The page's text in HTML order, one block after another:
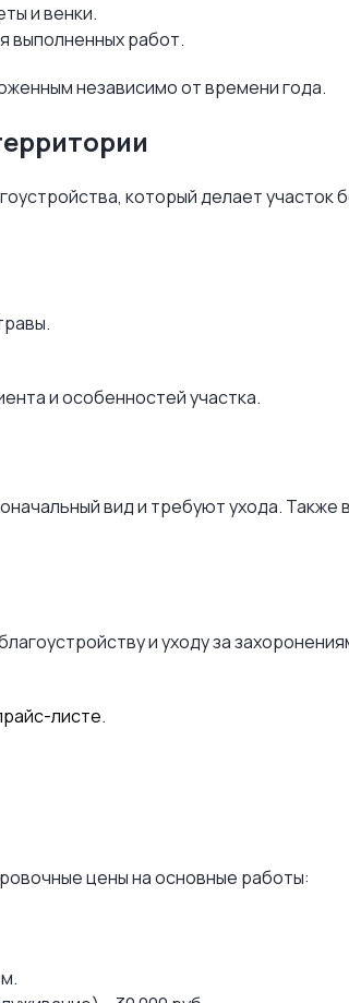
и венки.
выполненных работ.
независимо от времени года.
который делает участок
и особенностей участка.
вид и требуют ухода. Также
и уходу за
листе.
цены на основные работы: